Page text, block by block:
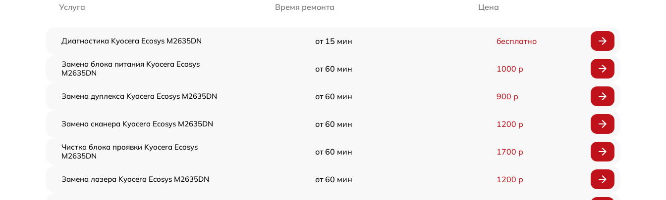
Услуга Время ремонта Цена
Диагностика Kyocera Ecosys M2635DN от 15 мин бесплатно
Замена блока питания Kyocera Ecosys
M2635DN
от 60 мин 1000 р
Замена дуплекса Kyocera Ecosys M2635DN от 60 мин 900 р
Замена сканера Kyocera Ecosys M2635DN от 60 мин 1200 р
Чистка блока проявки Kyocera Ecosys
M2635DN
от 60 мин 1700 р
Замена лазера Kyocera Ecosys M2635DN от 60 мин 1200 р